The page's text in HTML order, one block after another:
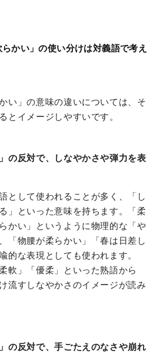
かい」の使い分けは対義語で考え
い」の意味の違いについては、そ
とイメージしやすいです。
の反対で、しなやかさや弾力を表
として使われることが多く、「し
」といった意味を持ちます。「柔
かい」というように物理的な「や
「物腰が柔らかい」「春は日差し
的な表現としても使われます。
軟」「優柔」といった熟語から
流すしなやかさのイメージが読み
の反対で、手ごたえのなさや崩れ